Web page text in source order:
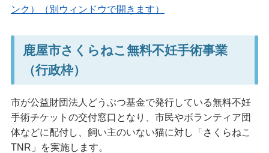
ンク）（別ウィンドウで開きます）
鹿屋市さくらねこ無料不妊手術事業
（行政枠）
市が公益財団法人どうぶつ基金で発行している無料不妊
手術チケットの交付窓口となり、市民やボランティア団
体などに配付し、飼い主のいない猫に対し「さくらねこ
TNR」を実施します。